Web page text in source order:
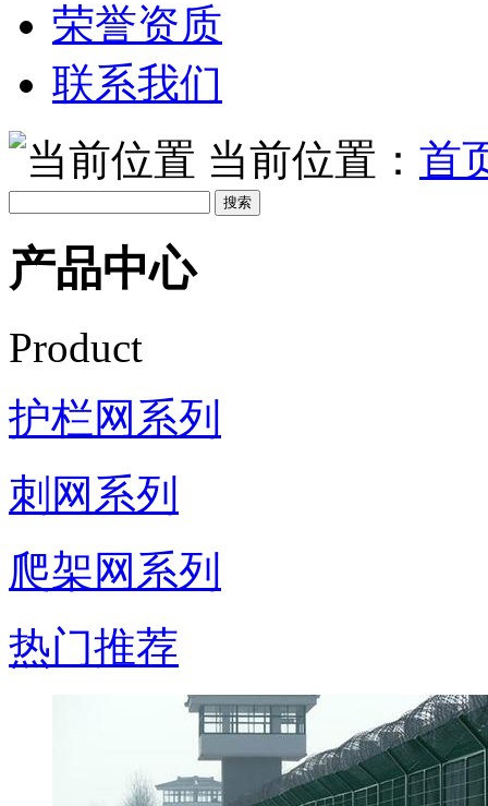
荣誉资质
联系我们
当前位置： 首
产品中心
Product
护栏网系列
刺网系列
爬架网系列
热门推荐